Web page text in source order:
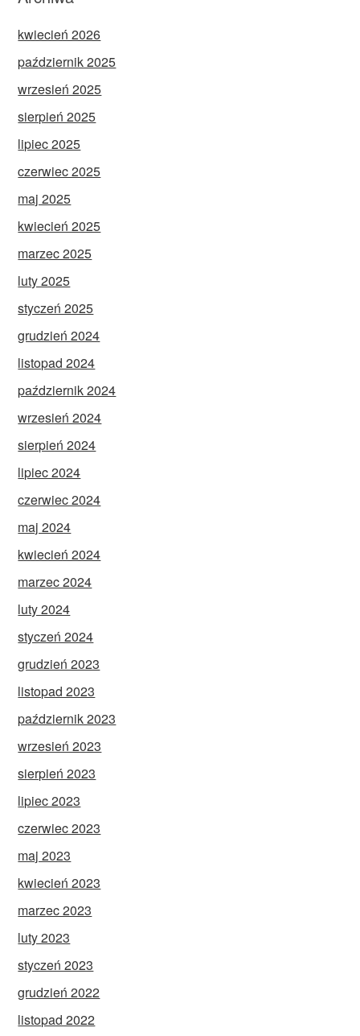
kwiecień 2026
październik 2025
wrzesień 2025
sierpień 2025
lipiec 2025
czerwiec 2025
maj 2025
kwiecień 2025
marzec 2025
luty 2025
styczeń 2025
grudzień 2024
listopad 2024
październik 2024
wrzesień 2024
sierpień 2024
lipiec 2024
czerwiec 2024
maj 2024
kwiecień 2024
marzec 2024
luty 2024
styczeń 2024
grudzień 2023
listopad 2023
październik 2023
wrzesień 2023
sierpień 2023
lipiec 2023
czerwiec 2023
maj 2023
kwiecień 2023
marzec 2023
luty 2023
styczeń 2023
grudzień 2022
listopad 2022